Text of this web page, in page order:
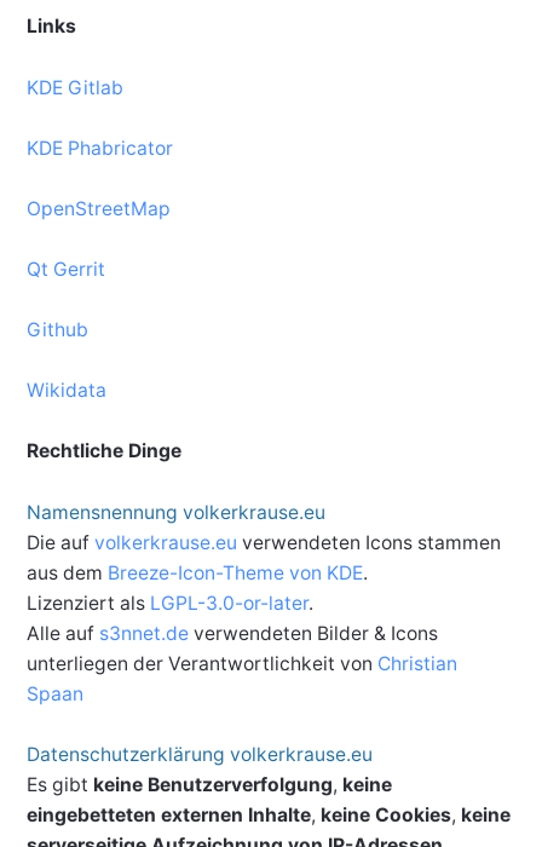
Links
KDE Gitlab
KDE Phabricator
OpenStreetMap
Qt Gerrit
Github
Wikidata
Rechtliche Dinge
Namensnennung volkerkrause.eu
Die auf volkerkrause.eu verwendeten Icons stammen
aus dem Breeze-Icon-Theme von KDE.
Lizenziert als LGPL-3.0-or-later.
Alle auf s3nnet.deverwendeten Bilder & Icons
unterliegen der Verantwortlichkeit von Christian
Spaan
Datenschutzerklärung volkerkrause.eu
Es gibt keine Benutzerverfolgung, keine
eingebetteten externen Inhalte, keine Cookies, keine